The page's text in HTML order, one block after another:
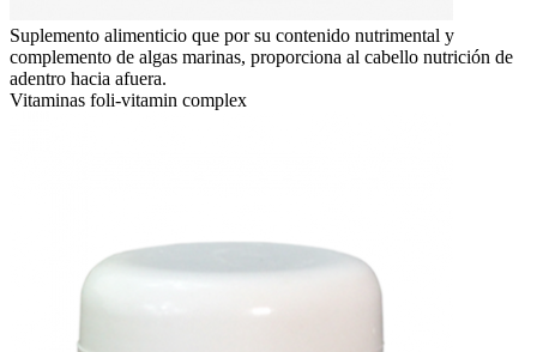
Suplemento alimenticio que por su contenido nutrimental y
complemento de algas marinas, proporciona al cabello nutrición de
adentro hacia afuera.
Vitaminas foli-vitamin complex